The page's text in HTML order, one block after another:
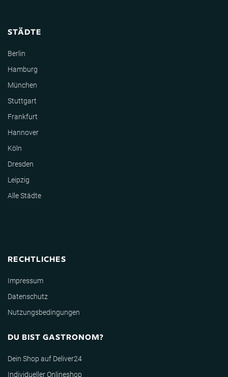
STÄDTE
Berlin
Hamburg
München
Stuttgart
Frankfurt
Hannover
Köln
Dresden
Leipzig
Alle Städte
RECHTLICHES
Impressum
Datenschutz
Nutzungsbedingungen
DU BIST GASTRONOM?
Dein Shop auf Deliver24
Individueller Onlineshop